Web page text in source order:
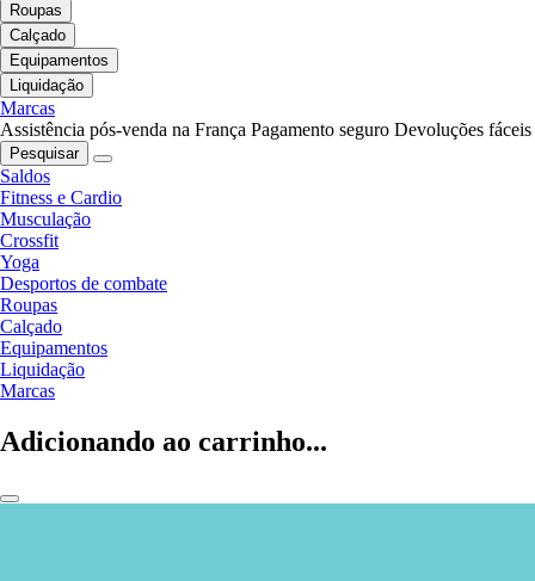
Roupas
Calçado
Equipamentos
Liquidação
Marcas
Assistência pós-venda na França Pagamento seguro Devoluções fáceis
Pesquisar
Saldos
Fitness e Cardio
Musculação
Crossfit
Yoga
Desportos de combate
Roupas
Calçado
Equipamentos
Liquidação
Marcas
Adicionando ao carrinho...